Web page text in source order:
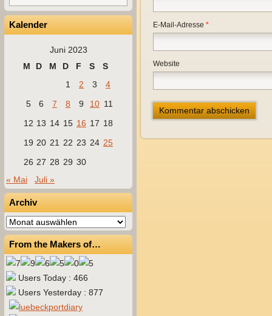
Kalender
Juni 2023
M
D M D F S
S
1
2 3
4
5
6 7 8 9 10 11
12 13 14 15 16 17 18
19 20 21 22 23 24 25
26 27 28 29 30
« Mai
Juli »
Archiv
Archiv
From the Makers of…
Users Today : 466
Users Yesterday : 877
E-Mail-Adresse *
Website